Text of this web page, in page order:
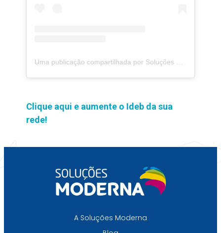
Clique aqui e aumente o Ideb da sua
rede!
A Soluções Moderna